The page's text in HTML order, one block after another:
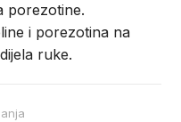
porezotine.
i porezotina na
ruke.